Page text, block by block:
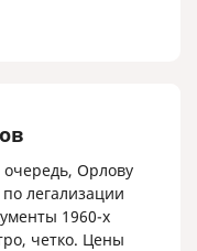
Орлову
легализации
1960-х
четко. Цены